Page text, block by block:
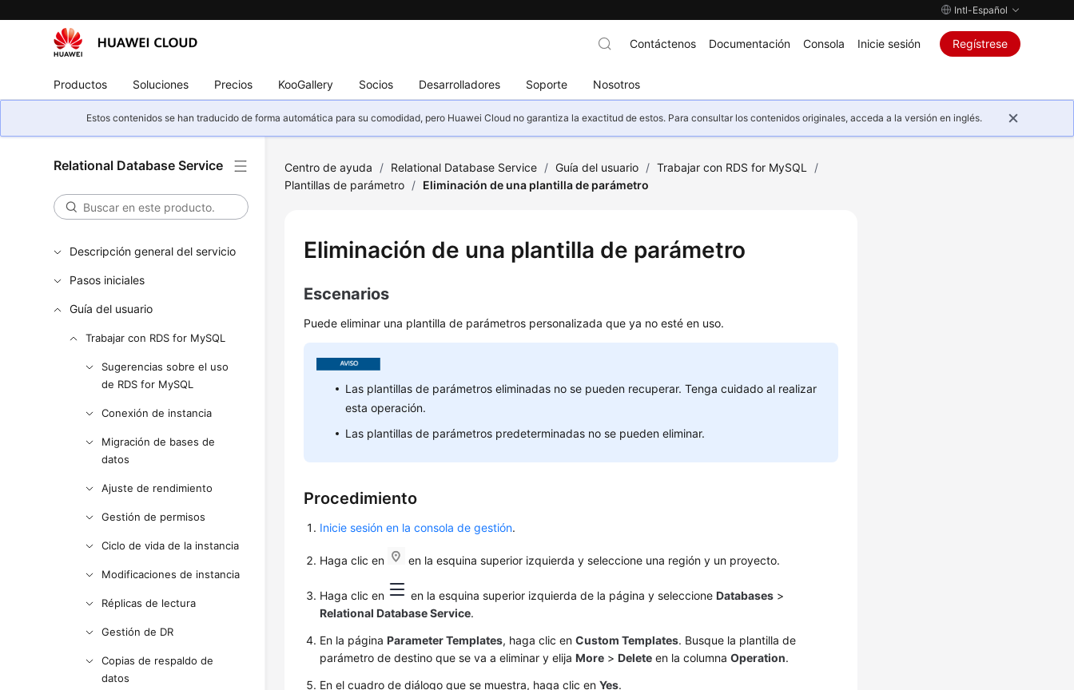
Intl-Español
Productos Soluciones Precios KooGallery Socios Desarrolladores Soporte Nosotros
Contáctenos Documentación Consola Inicie sesión Regístrese
Estos contenidos se han traducido de forma automática para su comodidad, pero Huawei Cloud no garantiza la exactitud de estos. Para consultar los contenidos originales, acceda a la versión en inglés.
Relational Database Service
Descripción general del servicio
Pasos iniciales
Guía del usuario
Trabajar con RDS for MySQL
Sugerencias sobre el uso
de RDS for MySQL
Conexión de instancia
Migración de bases de
datos
Ajuste de rendimiento
Gestión de permisos
Ciclo de vida de la instancia
Modificaciones de instancia
Réplicas de lectura
Gestión de DR
Copias de respaldo de
datos
Centro de ayuda / Relational Database Service / Guía del usuario / Trabajar con RDS for MySQL
/
Plantillas de parámetro / Eliminación de una plantilla de parámetro
Eliminación de una plantilla de parámetro
Escenarios
Puede eliminar una plantilla de parámetros personalizada que ya no esté en uso.
Las plantillas de parámetros eliminadas no se pueden recuperar. Tenga cuidado al realizar
esta operación.
Las plantillas de parámetros predeterminadas no se pueden eliminar.
Procedimiento
Inicie sesión en la consola de gestión.
Haga clic en en la esquina superior izquierda y seleccione una región y un proyecto.
Haga clic en en la esquina superior izquierda de la página y seleccioneDatabases >
Relational Database Service.
En la páginaParameter Templates, haga clic enCustom Templates. Busque la plantilla de
parámetro de destino que se va a eliminar y elijaMore >Delete en la columnaOperation.
En el cuadro de diálogo que se muestra, haga clic enYes.